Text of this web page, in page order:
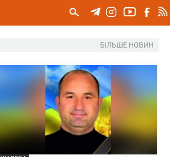
БІЛЬШЕ НОВИН